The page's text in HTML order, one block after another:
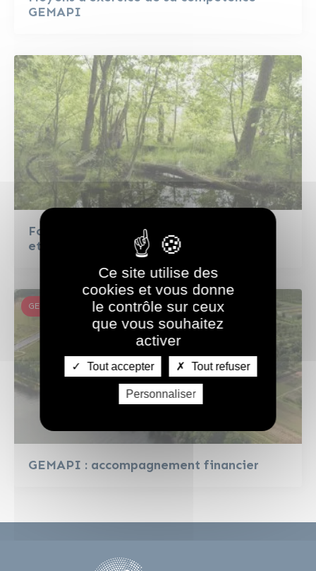
GEMAPI
Fonctionnement naturel des cours d’eau
et des espaces inondables
GEMAPI : accompagnement financier
GEMAPI
Ce site utilise des
cookies et vous donne
le contrôle sur ceux
que vous souhaitez
activer
Tout accepter Tout refuser
Personnaliser